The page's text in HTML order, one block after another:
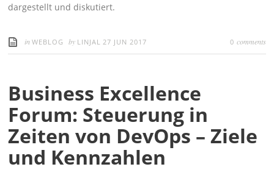
dargestellt und diskutiert.
inWEBLOG by LINJAL 27 JUN 2017 0 comments
Business Excellence
Forum: Steuerung in
Zeiten von DevOps – Ziele
und Kennzahlen